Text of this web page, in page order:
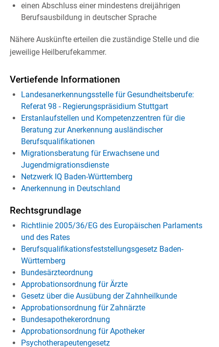
einen Abschluss einer mindestens dreijährigen
Berufsausbildung in deutscher Sprache
Nähere Auskünfte erteilen die zuständige Stelle und die
jeweilige Heilberufekammer.
Vertiefende Informationen
Landesanerkennungsstelle für Gesundheitsberufe:
Referat 98 - Regierungspräsidium Stuttgart
Erstanlaufstellen und Kompetenzzentren für die
Beratung zur Anerkennung ausländischer
Berufsqualifikationen
Migrationsberatung für Erwachsene und
Jugendmigrationsdienste
Netzwerk IQ Baden-Württemberg
Anerkennung in Deutschland
Rechtsgrundlage
Richtlinie 2005/36/EG des Europäischen Parlaments
und des Rates
Berufsqualifikationsfeststellungsgesetz Baden-
Württemberg
Bundesärzteordnung
Approbationsordnung für Ärzte
Gesetz über die Ausübung der Zahnheilkunde
Approbationsordnung für Zahnärzte
Bundesapothekerordnung
Approbationsordnung für Apotheker
Psychotherapeutengesetz